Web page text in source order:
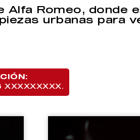
Alfa Romeo, donde
urbanas para